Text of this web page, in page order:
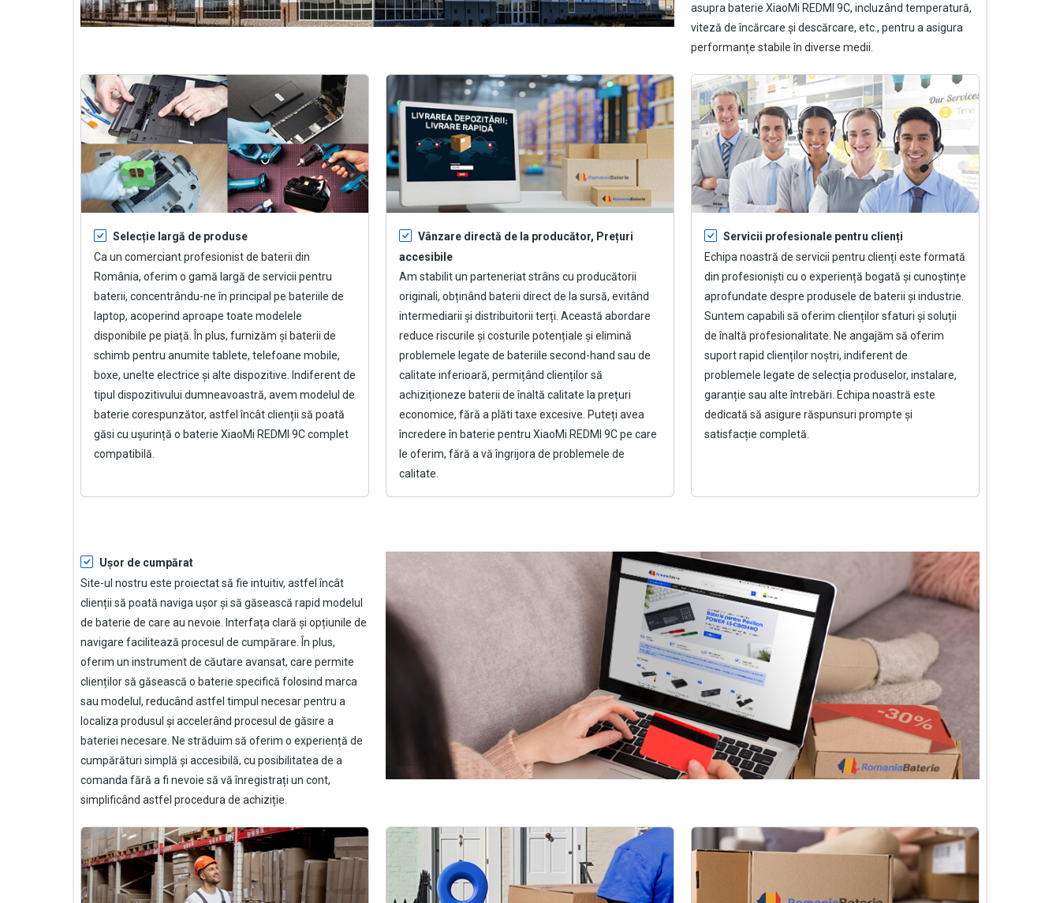
asupra baterie XiaoMi REDMI 9C, incluzând temperatură,
viteză de încărcare și descărcare, etc., pentru a asigura
performanțe stabile în diverse medii.
Selecție largă de produse
Ca un comerciant profesionist de baterii din
România, oferim o gamă largă de servicii pentru
baterii, concentrându-ne în principal pe bateriile de
laptop, acoperind aproape toate modelele
disponibile pe piață. În plus, furnizăm și baterii de
schimb pentru anumite tablete, telefoane mobile,
boxe, unelte electrice și alte dispozitive. Indiferent de
tipul dispozitivului dumneavoastră, avem modelul de
baterie corespunzător, astfel încât clienții să poată
găsi cu ușurință o baterie XiaoMi REDMI 9Ccomplet
compatibilă.
Vânzare directă de la producător, Prețuri
accesibile
Am stabilit un parteneriat strâns cu producătorii
originali, obținând baterii direct de la sursă, evitând
intermediarii și distribuitorii terți. Această abordare
reduce riscurile și costurile potențiale și elimină
problemele legate de bateriile second-hand sau de
calitate inferioară, permițând clienților să
achiziționeze baterii de înaltă calitate la prețuri
economice, fără a plăti taxe excesive. Puteți avea
încredere în baterie pentru XiaoMi REDMI 9Cpe care
le oferim, fără a vă îngrijora de problemele de
calitate.
Servicii profesionale pentru clienți
Echipa noastră de servicii pentru clienți este formată
din profesioniști cu o experiență bogată și cunoștințe
aprofundate despre produsele de baterii și industrie.
Suntem capabili să oferim clienților sfaturi și soluții
de înaltă profesionalitate. Ne angajăm să oferim
suport rapid clienților noștri, indiferent de
problemele legate de selecția produselor, instalare,
garanție sau alte întrebări. Echipa noastră este
dedicată să asigure răspunsuri prompte și
satisfacție completă.
Ușor de cumpărat
Site-ul nostru este proiectat să fie intuitiv, astfel încât
clienții să poată naviga ușor și să găsească rapid modelul
de baterie de care au nevoie. Interfața clară și opțiunile de
navigare facilitează procesul de cumpărare. În plus,
oferim un instrument de căutare avansat, care permite
clienților să găsească o baterie specifică folosind marca
sau modelul, reducând astfel timpul necesar pentru a
localiza produsul și accelerând procesul de găsire a
bateriei necesare. Ne străduim să oferim o experiență de
cumpărături simplă și accesibilă, cu posibilitatea de a
comanda fără a fi nevoie să vă înregistrați un cont,
simplificând astfel procedura de achiziție.